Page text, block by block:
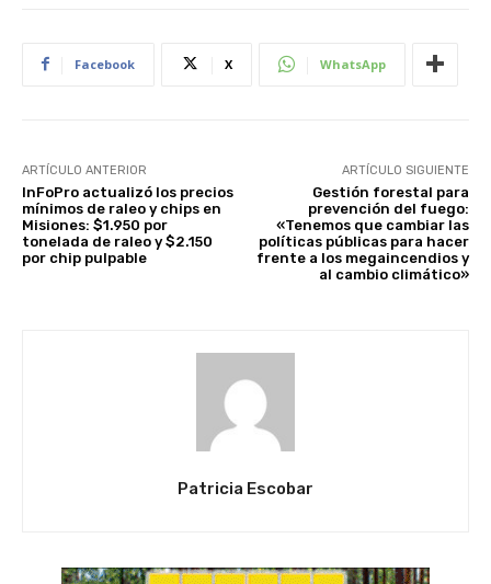
Facebook X WhatsApp
ARTÍCULO ANTERIOR
InFoPro actualizó los precios
mínimos de raleo y chips en
Misiones: $1.950 por
tonelada de raleo y $2.150
por chip pulpable
ARTÍCULO SIGUIENTE
Gestión forestal para
prevención del fuego:
«Tenemos que cambiar las
políticas públicas para hacer
frente a los megaincendios y
al cambio climático»
Patricia Escobar